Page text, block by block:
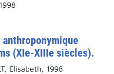
anthroponymique
(XIe-XIIIe siècles).
Élisabeth, 1998